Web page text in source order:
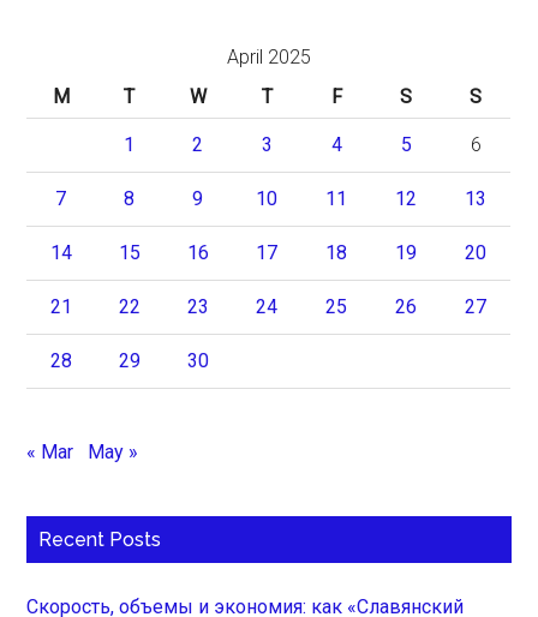
April 2025
M
T W T F S S
1 2 3 4 5 6
7 8 9 10 11 12 13
14 15 16 17 18 19 20
21 22 23 24 25 26 27
28 29 30
« Mar May »
Recent Posts
Скорость, объемы и экономия: как «Славянский